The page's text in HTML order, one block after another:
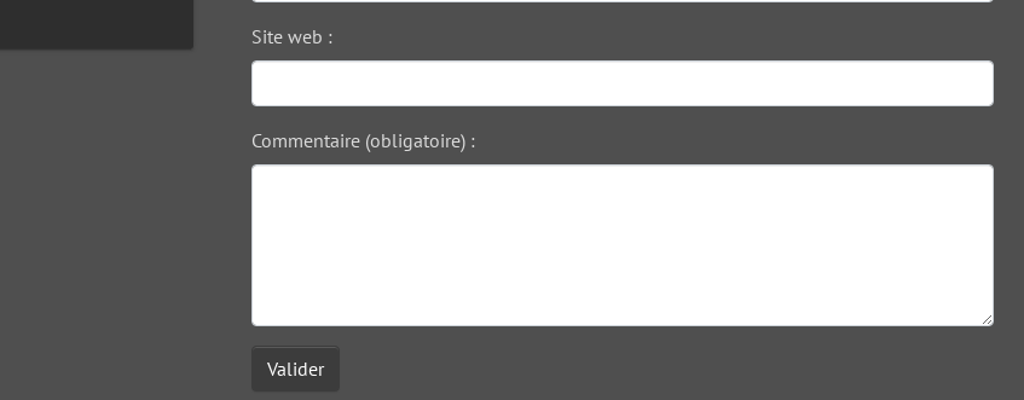
Site web :
Commentaire (obligatoire) :
Valider